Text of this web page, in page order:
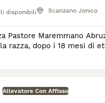
disponibili Scanzano Jonico
Pastore Maremmano
razza, dopo i 18 mesi di
Allevatore Con Affisso